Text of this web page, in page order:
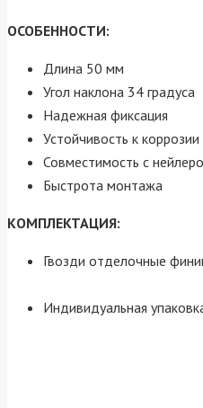
ОСОБЕННОСТИ:
Длина 50 мм
Угол наклона 34 градуса
Надежная фиксация
Устойчивость к коррозии
Совместимость с
Быстрота монтажа
КОМПЛЕКТАЦИЯ:
Гвозди отделочные
Индивидуальная